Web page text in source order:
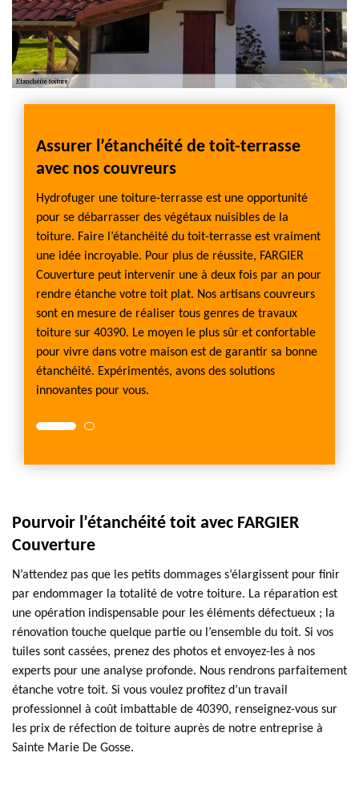
Assurer l’étanchéité de toit-terrasse
avec nos couvreurs
Hydrofuger une toiture-terrasse est une opportunité
pour se débarrasser des végétaux nuisibles de la
toiture. Faire l’étanchéité du toit-terrasse est vraiment
une idée incroyable. Pour plus de réussite, FARGIER
Couverture peut intervenir une à deux fois par an pour
rendre étanche votre toit plat. Nos artisans couvreurs
sont en mesure de réaliser tous genres de travaux
toiture sur 40390. Le moyen le plus sûr et confortable
pour vivre dans votre maison est de garantir sa bonne
étanchéité. Expérimentés, avons des solutions
innovantes pour vous.
Pourvoir l’étanchéité toit avec FARGIER
Couverture
N’attendez pas que les petits dommages s’élargissent pour finir
par endommager la totalité de votre toiture. La réparation est
une opération indispensable pour les éléments défectueux ; la
rénovation touche quelque partie ou l’ensemble du toit. Si vos
tuiles sont cassées, prenez des photos et envoyez-les à nos
experts pour une analyse profonde. Nous rendrons parfaitement
étanche votre toit. Si vous voulez profitez d’un travail
professionnel à coût imbattable de 40390, renseignez-vous sur
les prix de réfection de toiture auprès de notre entreprise à
Sainte Marie De Gosse.